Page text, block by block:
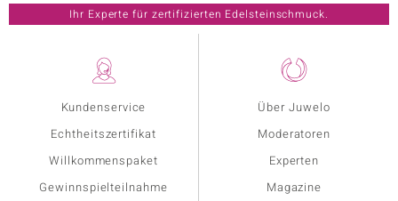
Kundenservice
Echtheitszertifikat
Willkommenspaket
Gewinnspielteilnahme
Über Juwelo
Moderatoren
Experten
Magazine
Ihr Experte für zertifizierten Edelsteinschmuck.